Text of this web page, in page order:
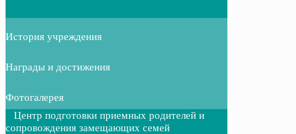
История учреждения
Награды и достижения
Фотогалерея
Центр подготовки приемных родителей и
сопровождения замещающих семей